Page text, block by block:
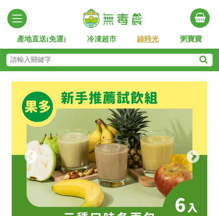
產地直送(免運) 冷凍超市 綠時光 粥寶寶